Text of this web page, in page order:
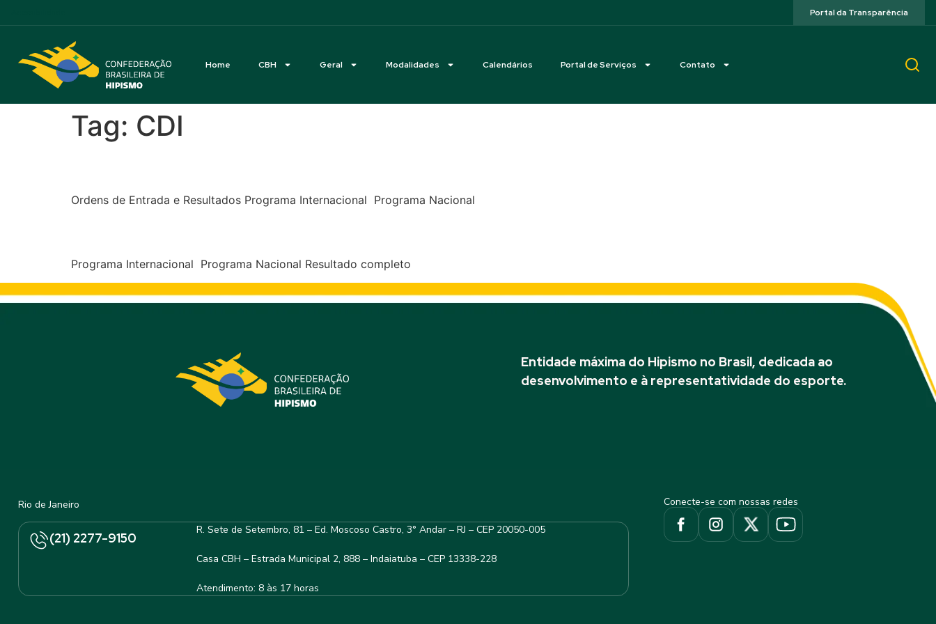
Portal da Transparência
Home CBH Geral Modalidades Calendários Portal de Serviços Contato
Tag: CDI
Ordens de Entrada e Resultados Programa Internacional Programa Nacional
Programa Internacional Programa Nacional Resultado completo
Entidade máxima do Hipismo no Brasil, dedicada ao
desenvolvimento e à representatividade do esporte.
Rio de Janeiro
(21) 2277-9150
R. Sete de Setembro, 81 – Ed. Moscoso Castro, 3° Andar – RJ – CEP 20050-005
Casa CBH – Estrada Municipal 2, 888 – Indaiatuba – CEP 13338-228
Atendimento: 8 às 17 horas
Conecte-se com nossas redes